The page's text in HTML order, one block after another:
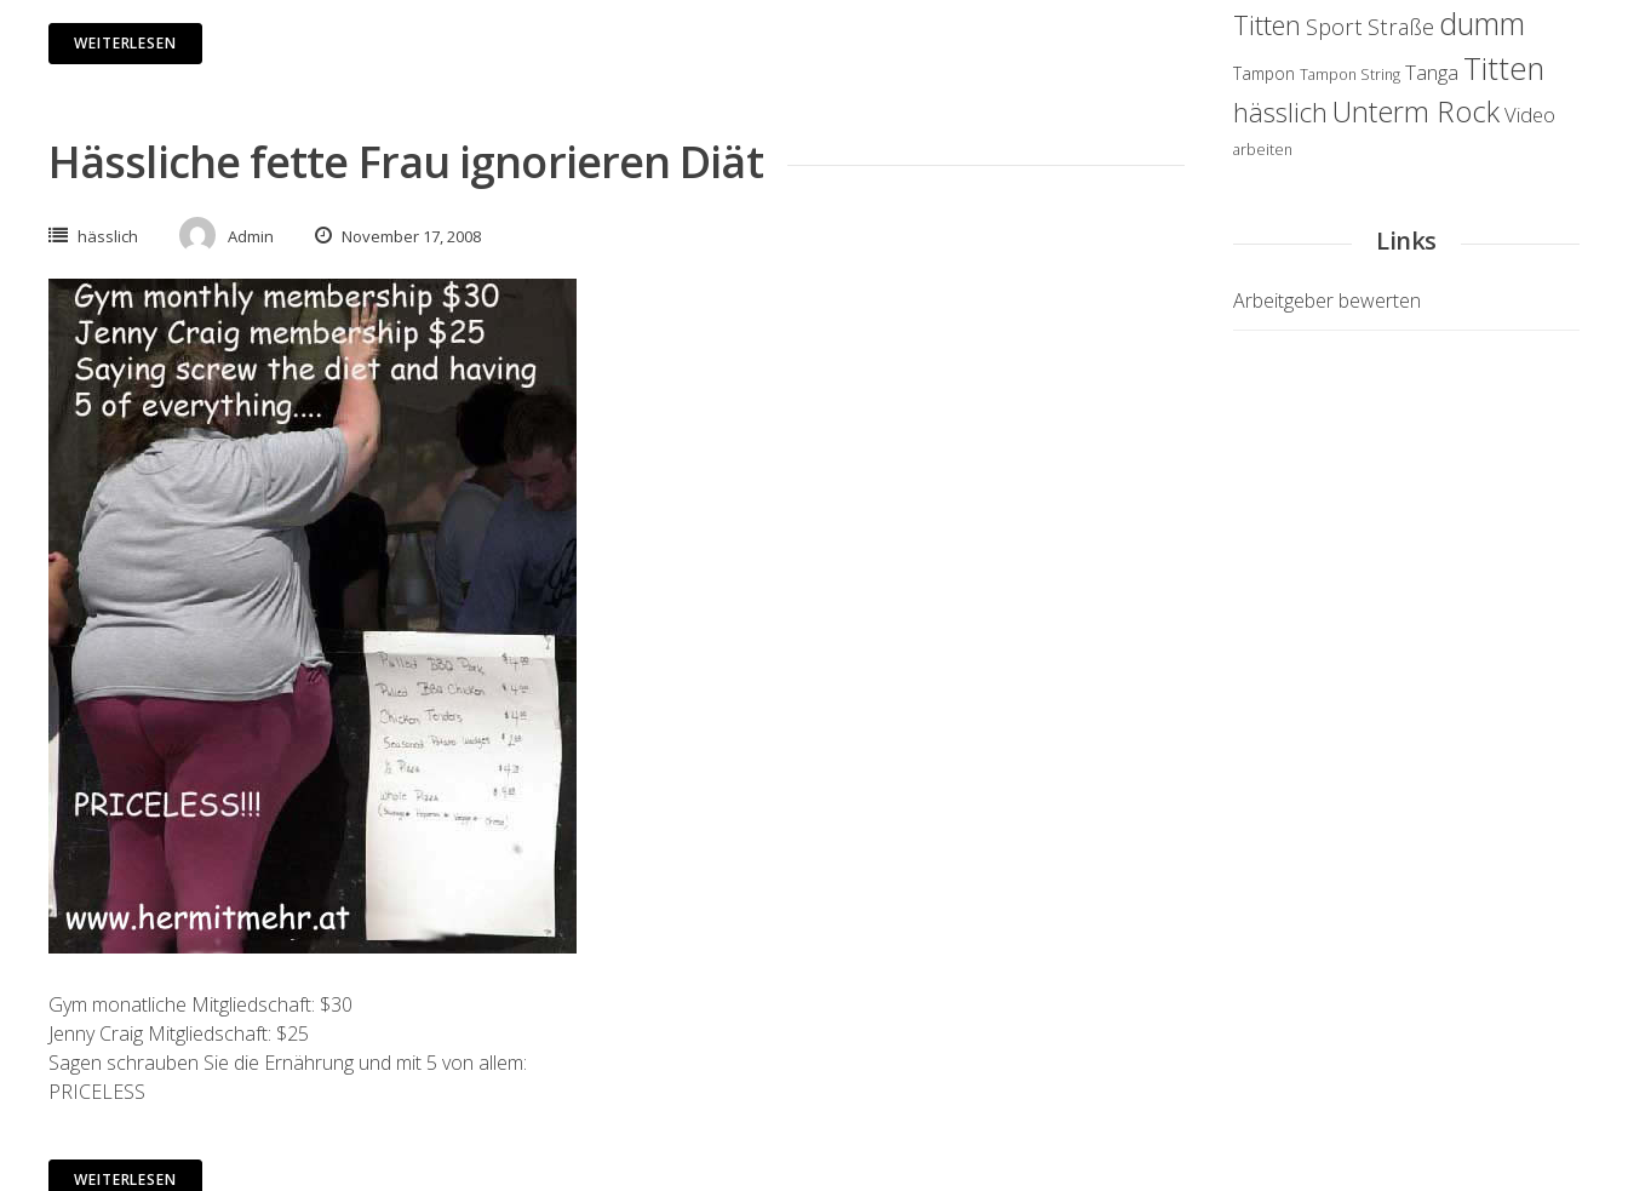
WEITERLESEN
Hässliche fette Frau ignorieren Diät
hässlich Admin November 17, 2008
Gym monatliche Mitgliedschaft: $30
Jenny Craig Mitgliedschaft: $25
Sagen schrauben Sie die Ernährung und mit 5 von allem:
PRICELESS
WEITERLESEN
Titten Sport Straße dumm
Tampon Tampon String Tanga Titten
hässlich Unterm RockVideo
arbeiten
Links
Arbeitgeber bewerten